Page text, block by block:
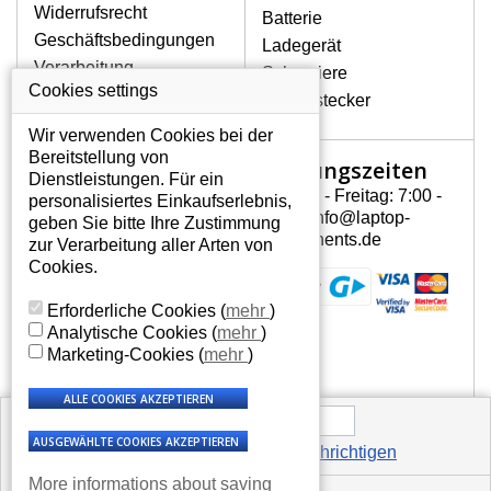
Mich bei Verfügbarkeit benachrichtigen
WORAN ERKENNE ICH, DASS DER
GERÄTESTECKER IM NOTEBOOK ACER
ASPIRE ONE D255 DEFEKT IST?
1. Der Gerätestecker kann auf den ersten Blick
mechanisch beschädigt sein. Dann ist zu
sehen, dass er defekt und nicht
werden.
2. Der Stecker kann auf den ersten Blick völlig
in Ordnung erscheinen, und trotzdem lädt er
Widerrufsrecht
Geschäftsbedingungen
Verarbeitung
personenbezogener
Daten
Über uns - Impressum
Batterie
Ladegerät
Scharniere
Gerätestecker
Mein Konto
Mein Konto
Persönliche Daten
Addressen
Öffnungszeiten
Montag - Freitag: 7:00 -
15:30 info@laptop-
components.de
Cookies settings
Wir verwenden Cookies bei der
Bereitstellung von
Dienstleistungen. Für ein
personalisiertes Einkaufserlebnis,
geben Sie bitte Ihre Zustimmung
zur Verarbeitung aller Arten von
Cookies.
Erforderliche Cookies (mehr )
Analytische Cookies (mehr )
Marketing-Cookies (mehr )
More informations about saving